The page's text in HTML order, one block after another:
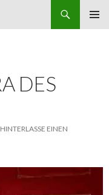
DES
HINTERLASSE EINEN